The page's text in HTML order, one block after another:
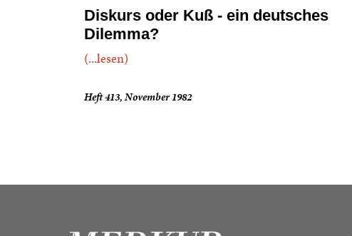
Diskurs oder Kuß - ein deutsches
Dilemma?
(...lesen)
Heft 413, November 1982